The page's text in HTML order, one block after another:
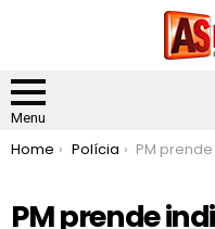
Menu
You are here:
Home Polícia PM prende individuo com moto adulterada e praticando
PM prende